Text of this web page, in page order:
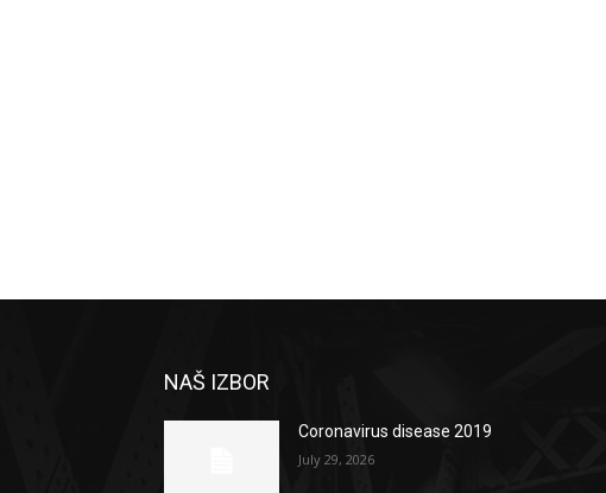
NAŠ IZBOR
Coronavirus disease 2019
July 29, 2026